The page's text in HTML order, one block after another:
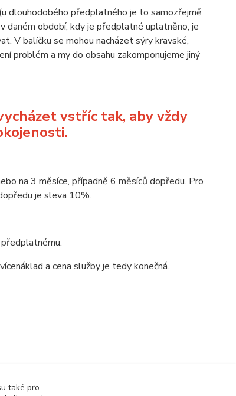
dlouhodobého předplatného je to samozřejmě
daném období, kdy je předplatné uplatněno, je
V balíčku se mohou nacházet sýry kravské,
problém a my do obsahu zakomponujeme jiný
vstříc tak, aby vždy
na 3 měsíce, případně 6 měsíců dopředu. Pro
je sleva 10%.
a cena služby je tedy konečná.
také pro